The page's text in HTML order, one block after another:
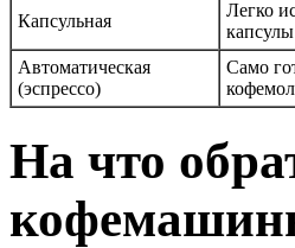
Капсульная
Легко
капсулы
Автоматическая
(эспрессо)
Само
На что